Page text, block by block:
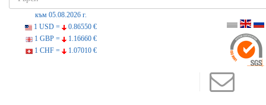
към 05.08.2026 г.
1 USD =
0.86550 €
1 GBP =
1.16660 €
1 CHF =
1.07010 €